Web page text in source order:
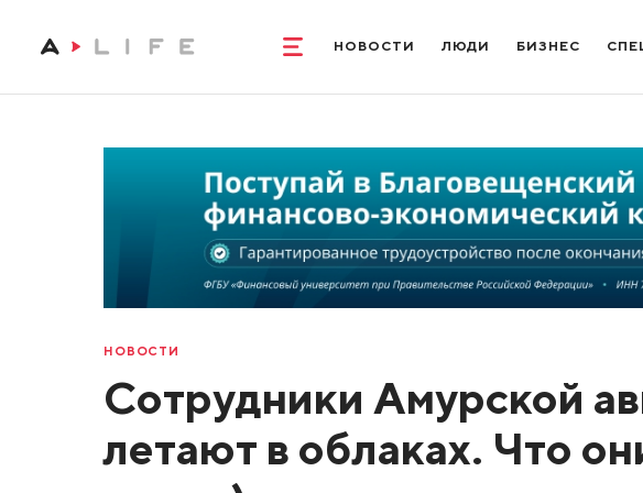
НОВОСТИ ЛЮДИ БИЗНЕС
НОВОСТИ
Сотрудники Амурской
летают в облаках. Что